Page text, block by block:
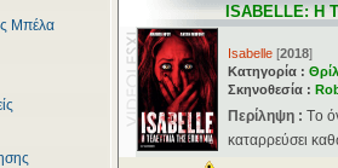
Μπέλα
ISABELLE: Η
Isabelle [2018]
Κατηγορία :
Σκηνοθεσία :
Περίληψη : Tο
καταρρεύσει